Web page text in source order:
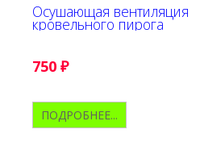
Осушающая вентиляция
кровельного пирога
750 ₽
ПОДРОБНЕЕ...